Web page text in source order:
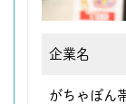
企業名
がちゃぽん